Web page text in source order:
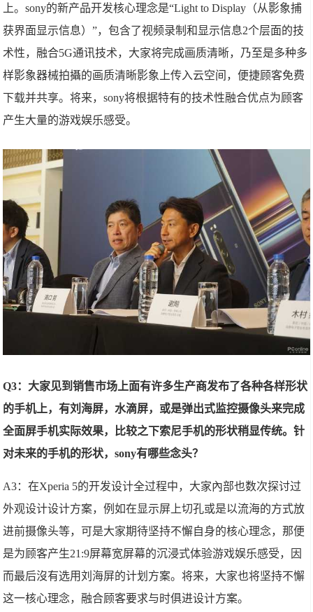
上。sony的新产品开发核心理念是“Light to Display（从影象捕
获界面显示信息）”，包含了视频录制和显示信息2个层面的技
术性，融合5G通讯技术，大家将完成画质清晰，乃至是多种多
样影象器械拍攝的画质清晰影象上传入云空间，便捷顾客免费
下载并共享。将来，sony将根据特有的技术性融合优点为顾客
产生大量的游戏娱乐感受。
Q3：大家见到销售市场上面有许多生产商发布了各种各样形状
的手机上，有刘海屏，水滴屏，或是弹出式监控摄像头来完成
全面屏手机实际效果，比较之下索尼手机的形状稍显传统。针
对未来的手机的形状，sony有哪些念头？
A3：在Xperia 5的开发设计全过程中，大家內部也数次探讨过
外观设计设计方案，例如在显示屏上切孔或是以流海的方式放
进前摄像头等，可是大家期待坚持不懈自身的核心理念，那便
是为顾客产生21:9屏幕宽屏幕的沉浸式体验游戏娱乐感受，因
而最后沒有选用刘海屏的计划方案。将来，大家也将坚持不懈
这一核心理念，融合顾客要求与时俱进设计方案。